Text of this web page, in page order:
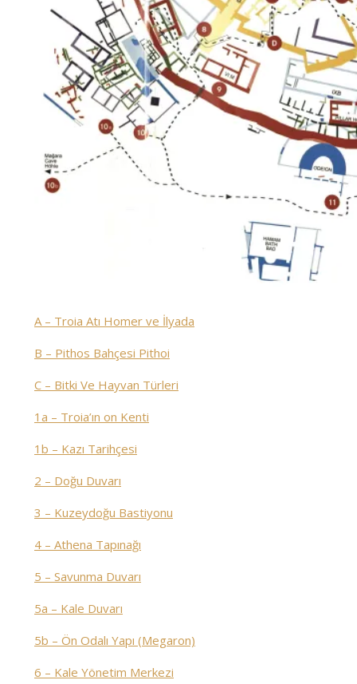
A – Troia Atı Homer ve İlyada
B – Pithos Bahçesi Pithoi
C – Bitki Ve Hayvan Türleri
1a – Troia’ın on Kenti
1b – Kazı Tarihçesi
2 – Doğu Duvarı
3 – Kuzeydoğu Bastiyonu
4 – Athena Tapınağı
5 – Savunma Duvarı
5a – Kale Duvarı
5b – Ön Odalı Yapı (Megaron)
6 – Kale Yönetim Merkezi